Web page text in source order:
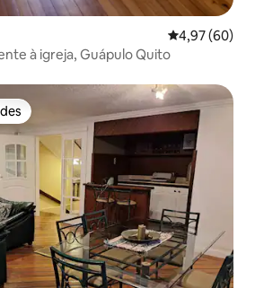
4,97 de uma
4,97 (60)
à igreja, Guápulo Quito